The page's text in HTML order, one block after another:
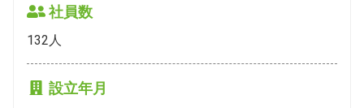
社員数
132人
設立年月